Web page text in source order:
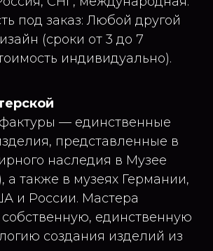
под заказ: Любой другой
(сроки от 3 до 7
индивидуально).
— единственные
представленные в
наследия в Музее
также в музеях Германии,
и России. Мастера
единственную
создания изделий из